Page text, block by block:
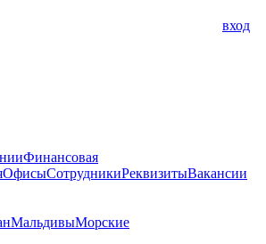
вход
Финансовая
ОфисыСотрудникиРеквизитыВакансии
МальдивыМорские